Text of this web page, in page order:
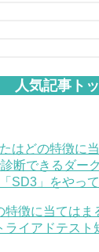
人気記事ト
特徴に当ては
ライアドテス